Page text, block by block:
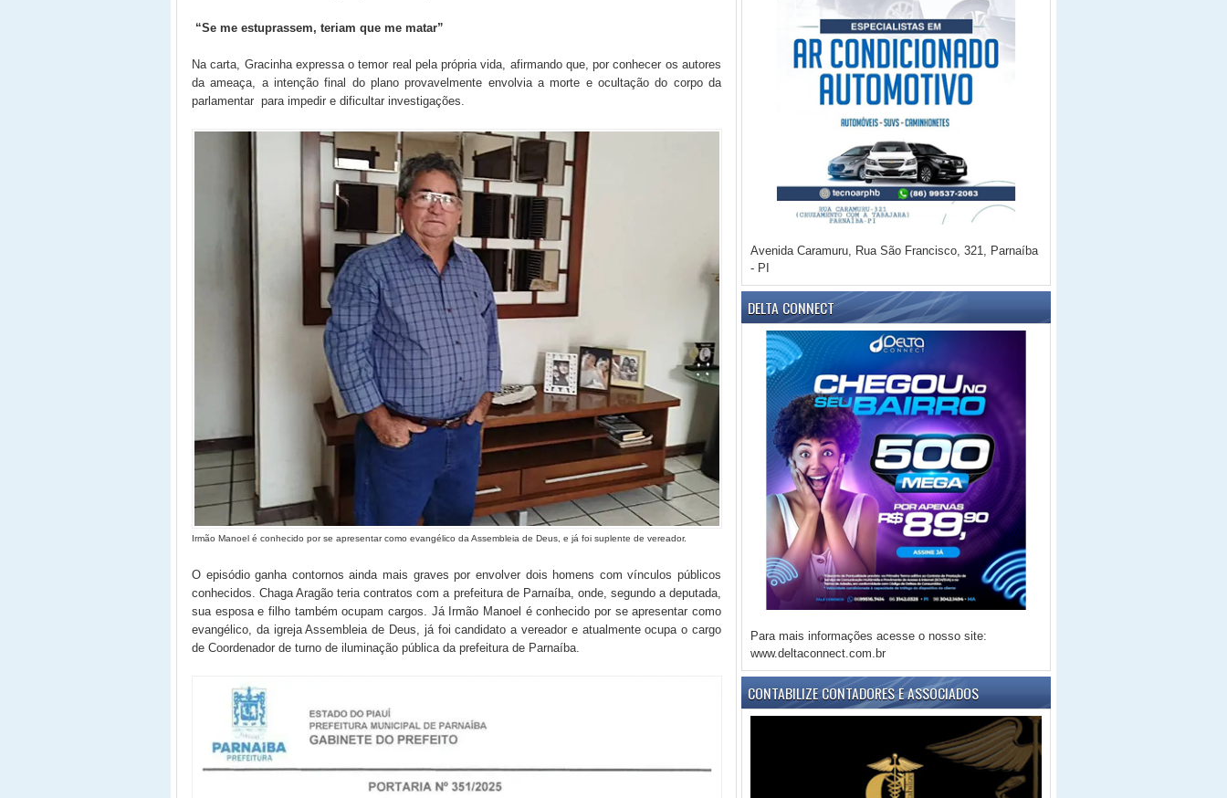
“Se me estuprassem, teriam que me matar”
Na carta, Gracinha expressa o temor real pela própria vida, afirmando que, por conhecer os autores
da ameaça, a intenção final do plano provavelmente envolvia a morte e ocultação do corpo da
parlamentar para impedir e dificultar investigações.
Irmão Manoel é conhecido por se apresentar como evangélico da Assembleia de Deus, e já foi suplente de vereador.
O episódio ganha contornos ainda mais graves por envolver dois homens com vínculos públicos
conhecidos. Chaga Aragão teria contratos com a prefeitura de Parnaíba, onde, segundo a deputada,
sua esposa e filho também ocupam cargos. Já Irmão Manoel é conhecido por se apresentar como
evangélico, da igreja Assembleia de Deus, já foi candidato a vereador e atualmente ocupa o cargo
de Coordenador de turno de iluminação pública da prefeitura de Parnaíba.
Avenida Caramuru, Rua São Francisco, 321, Parnaíba
- PI
DELTA CONNECT
Para mais informações acesse o nosso site:
www.deltaconnect.com.br
CONTABILIZE CONTADORES E ASSOCIADOS